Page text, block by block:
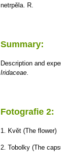
netrpěla. R.
Summary:
Description and
Iridaceae.
Fotografie 2:
1. Květ (The flower)
2. Tobolky (The